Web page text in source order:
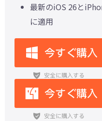
最新のiOS 26と
に適用